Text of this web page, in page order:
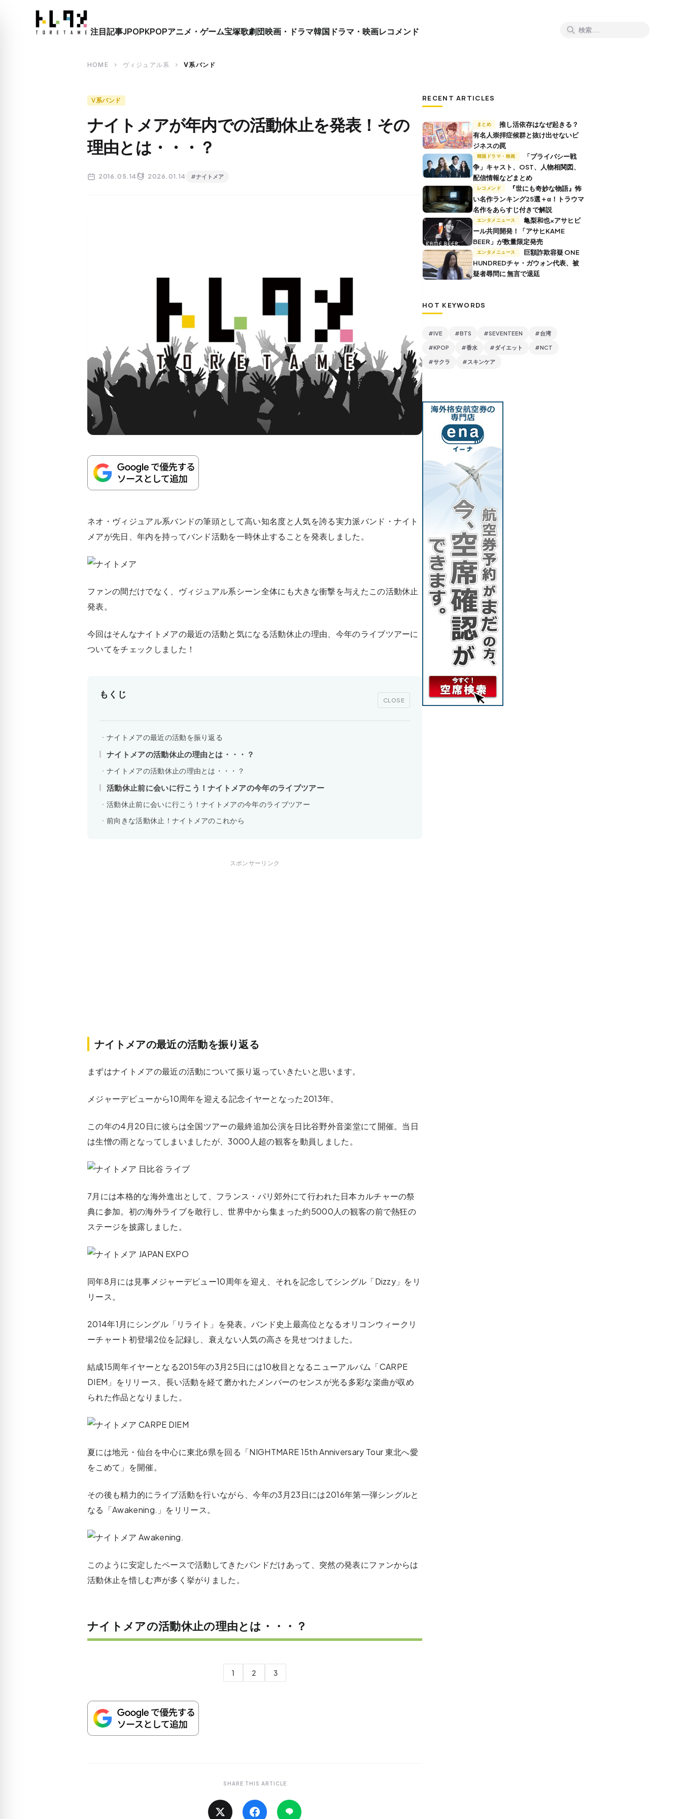
close
注目記事JPOPKPOPアニメ・ゲーム宝塚歌劇団映画・ドラマ韓国ドラマ・映画レコメンド
HOME chevron_right ヴィジュアル系 chevron_right V系バンド
V系バンド
ナイトメアが年内での活動休止を発表！その
理由とは・・・？
2016.05.14 2026.01.14 #ナイトメア
ネオ・ヴィジュアル系バンドの筆頭として高い知名度と人気を誇る実力派バンド・ナイト
メアが先日、年内を持ってバンド活動を一時休止することを発表しました。
ファンの間だけでなく、ヴィジュアル系シーン全体にも大きな衝撃を与えたこの活動休止
発表。
今回はそんなナイトメアの最近の活動と気になる活動休止の理由、今年のライブツアーに
ついてをチェックしました！
もくじ
CLOSE
ナイトメアの最近の活動を振り返る
ナイトメアの活動休止の理由とは・・・？
ナイトメアの活動休止の理由とは・・・？
活動休止前に会いに行こう！ナイトメアの今年のライブツアー
活動休止前に会いに行こう！ナイトメアの今年のライブツアー
前向きな活動休止！ナイトメアのこれから
スポンサーリンク
ナイトメアの最近の活動を振り返る
まずはナイトメアの最近の活動について振り返っていきたいと思います。
メジャーデビューから10周年を迎える記念イヤーとなった2013年。
この年の4月20日に彼らは全国ツアーの最終追加公演を日比谷野外音楽堂にて開催。当日
は生憎の雨となってしまいましたが、3000人超の観客を動員しました。
7月には本格的な海外進出として、フランス・パリ郊外にて行われた日本カルチャーの祭
典に参加。初の海外ライブを敢行し、世界中から集まった約5000人の観客の前で熱狂の
ステージを披露しました。
同年8月には見事メジャーデビュー10周年を迎え、それを記念してシングル「Dizzy」をリ
リース。
2014年1月にシングル「リライト」を発表。バンド史上最高位となるオリコンウィークリ
ーチャート初登場2位を記録し、衰えない人気の高さを見せつけました。
結成15周年イヤーとなる2015年の3月25日には10枚目となるニューアルバム「CARPE
DIEM」をリリース。長い活動を経て磨かれたメンバーのセンスが光る多彩な楽曲が収め
られた作品となりました。
夏には地元・仙台を中心に東北6県を回る「NIGHTMARE 15th Anniversary Tour 東北へ愛
をこめて」を開催。
その後も精力的にライブ活動を行いながら、今年の3月23日には2016年第一弾シングルと
なる「Awakening.」をリリース。
このように安定したペースで活動してきたバンドだけあって、突然の発表にファンからは
活動休止を惜しむ声が多く挙がりました。
ナイトメアの活動休止の理由とは・・・？
1 2 3
SHARE THIS ARTICLE
RECENT ARTICLES
まとめ
推し活依存はなぜ起きる？
有名人崇拝症候群と抜け出せないビ
ジネスの罠
韓国ドラマ・映画
争」キャスト、OST、人物相関図、
配信情報などまとめ
レコメンド
い名作ランキング25選＋α！トラウマ
名作をあらすじ付きで解説
エンタメニュース
ール共同開発！「アサヒKAME
BEER」が数量限定発売
エンタメニュース
HUNDREDチャ・ガウォン代表、被
疑者尋問に 無言で退廷
HOT KEYWORDS
#IVE #BTS #SEVENTEEN #台湾
#KPOP #香水 #ダイエット #NCT
#サクラ #スキンケア